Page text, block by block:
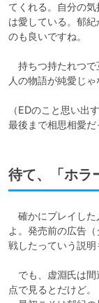
てくれる。自分の
は愛している。郁
のも良いですね。
持ちつ持たれつで
人の物語が純愛じ
（EDのこと思い出
最後まで相思相愛だ
待て、「ホラ
確かにプレイした
よ。発売前の広告
戦したっていう説明
でも、虚淵氏は間
点で見るとだけど。